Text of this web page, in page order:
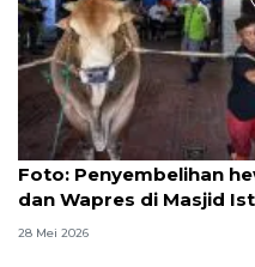
Foto
Foto: Penyembelihan
dan Wapres di Masjid
28 Mei 2026